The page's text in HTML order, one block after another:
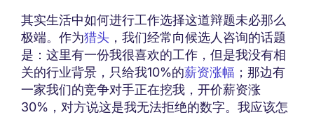
其实生活中如何进行工作选择这道辩题未必那么
极端。作为猎头 ，我们经常向候选人咨询的话题
是：这里有一份我很喜欢的工作，但是我没有相
关的行业背景，只给我10%的薪资涨幅 ；那边有
一家我们的竞争对手正在挖我，开价薪资涨
30%，对方说这是我无法拒绝的数字。我应该怎